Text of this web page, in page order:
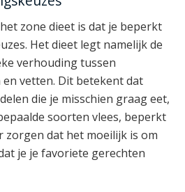
zone dieet is dat je beperkt
Het dieet legt namelijk de
verhouding tussen
vetten. Dit betekent dat
die je misschien graag eet,
soorten vlees, beperkt
zorgen dat het moeilijk is om
je je favoriete gerechten